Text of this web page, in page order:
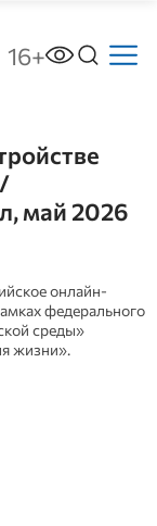
16+
май 2026
онлайн-
федерального
среды»
жизни».